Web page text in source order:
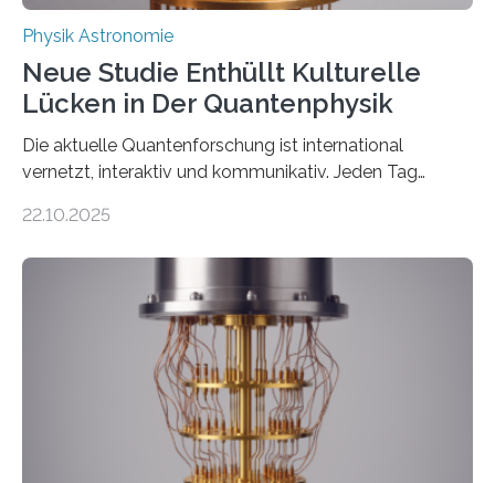
Physik Astronomie
Neue Studie Enthüllt Kulturelle
Lücken in Der Quantenphysik
Die aktuelle Quantenforschung ist international
vernetzt, interaktiv und kommunikativ. Jeden Tag
oft von Autor*innen, die eng zusammenarbeiten. Neue
werden schnell weiterentwickelt. Dies ist der Alltag in
der Forschung der Quantentheorie, die dieses Jahr 100
Jahre alt geworden ist, weshalb die UNESCO 2025 zum
Internationalen Jahr der Quantenwissenschaft und -
technologie ausgerufen hat. Doch nun hat eine
internationale Forschungsgruppe um den
22.10.2025